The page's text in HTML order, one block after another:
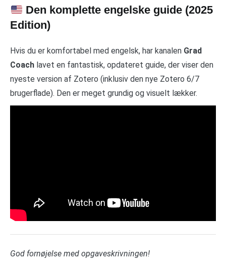
Den komplette engelske guide (2025
Edition)
Hvis du er komfortabel med engelsk, har kanalen Grad
Coach lavet en fantastisk, opdateret guide, der viser den
nyeste version af Zotero (inklusiv den nye Zotero 6/7
brugerflade). Den er meget grundig og visuelt lækker.
God fornøjelse med opgaveskrivningen!